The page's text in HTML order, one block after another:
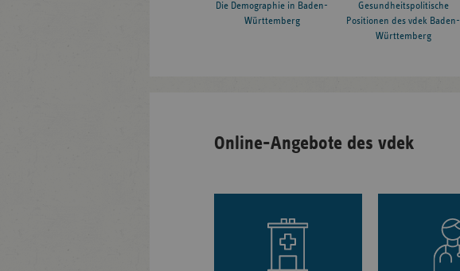
Die Demographie in Baden-
Württemberg
Gesundheitspolitische
Positionen des vdek Baden-
Württemberg
Online-Angebote des vdek